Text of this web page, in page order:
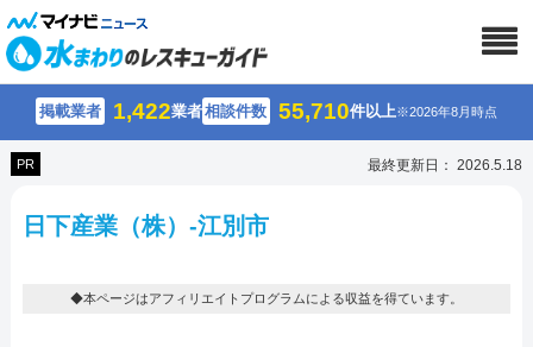
掲載業者 1,422業者相談件数 55,710件以上※2026年8月時点
PR 最終更新日： 2026.5.18
日下産業（株）-江別市
◆本ページはアフィリエイトプログラムによる収益を得ています。